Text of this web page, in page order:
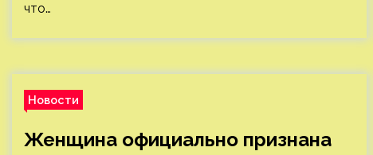
что…
Новости
Женщина официально признана